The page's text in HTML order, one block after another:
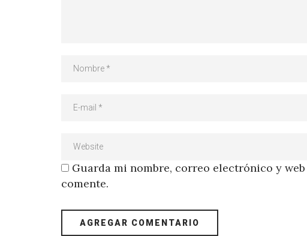
Guarda mi nombre, correo electrónico y
comente.